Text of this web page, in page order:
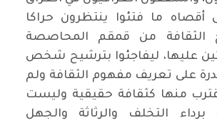
أقصاه ما فتئوا ينتظرون حراكا
الثقافة من قمقم المحاصصة
عليها، ليفاجئوا بترشيح شخص
على تعريف مفهوم الثقافة ولم
منها كثقافة حقيقية وليست
برداء التخلف والرثاثة والجهل